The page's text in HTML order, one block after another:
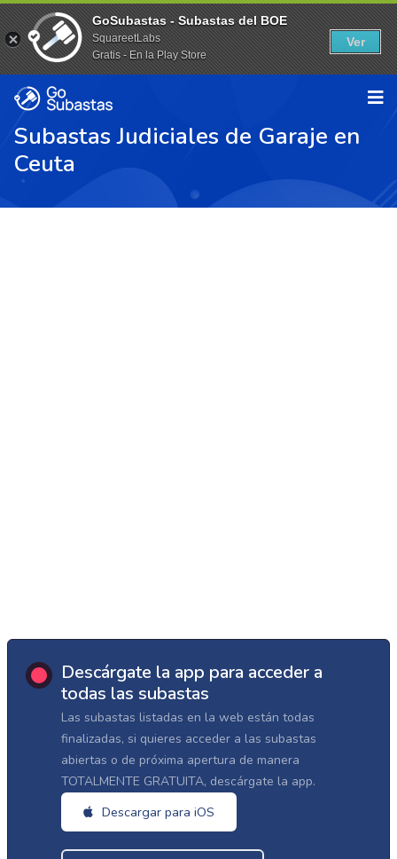
Subastas Judiciales de Garaje en
Ceuta
Descárgate la app para acceder a
todas las subastas
Las subastas listadas en la web están todas
finalizadas, si quieres acceder a las subastas
abiertas o de próxima apertura de manera
TOTALMENTE GRATUITA, descárgate la app.
Descargar para iOS
GoSubastas - Subastas del BOE
SquareetLabs
Gratis - En la Play Store
Ver